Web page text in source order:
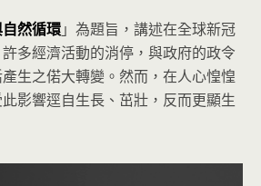
然循環」為題旨，講述在全球新冠
多經濟活動的消停，與政府的政令
生之偌大轉變。然而，在人心惶惶
影響逕自生長、茁壯，反而更顯生